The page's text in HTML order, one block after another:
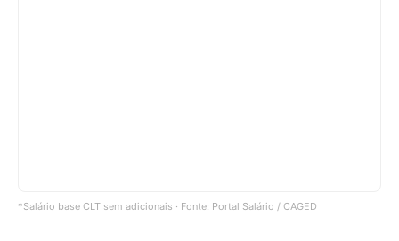
*Salário base CLT sem adicionais · Fonte: Portal Salário / CAGED